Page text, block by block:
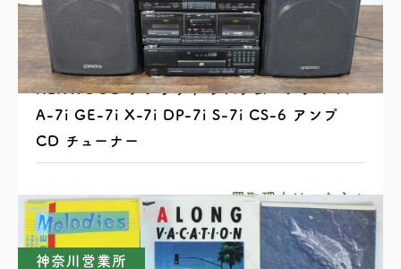
KENWOOD ケンウッド システムコンポ T-7i
A-7i GE-7i X-7i DP-7i S-7i CS-6 アンプ
CD チューナー
買取理由はこちら
神奈川営業所